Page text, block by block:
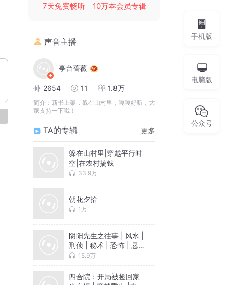
7天免费畅听
10万本会员专辑
声音主播
亭台蔷薇
2654 11 1.8万
简介： 新书上架，躲在山村里，嘎嘎好听，大
家支持一下哦！
TA的专辑 更多
躲在山村里|穿越平行时
空|在农村搞钱
33.9万
朝花夕拾
1万
阴阳先生之往事 | 风水 |
刑侦 | 秘术 | 恐怖 | 悬
疑 15.9万
四合院：开局被捡回家
手机版
电脑版
公众号